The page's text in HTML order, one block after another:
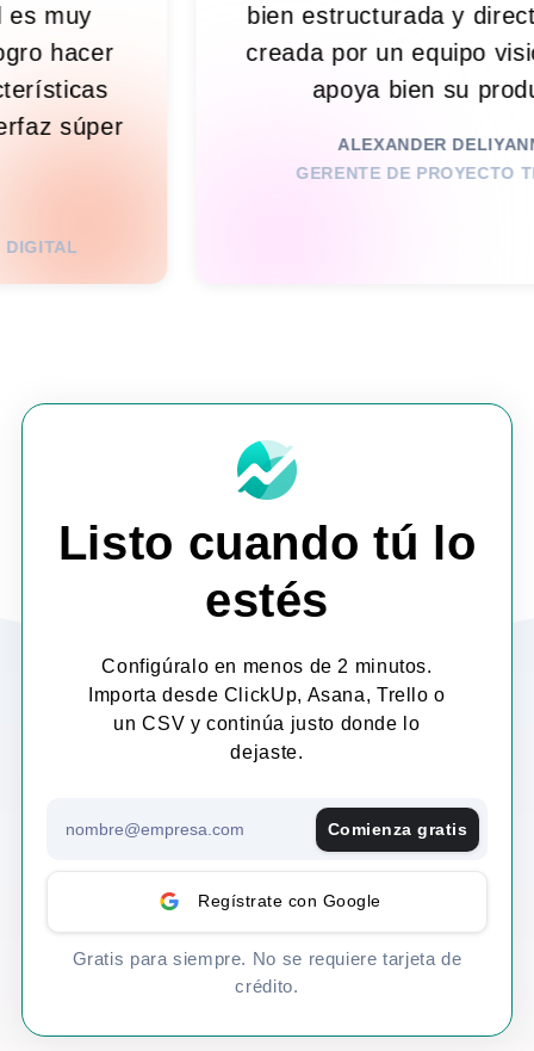
lo cual es muy
mí. No logro hacer
características
de interfaz súper
MARKETING DIGITAL
bien
creada por un
apoya
GERENTE
Listo cuando tú lo
estés
Configúralo en menos de 2 minutos.
Importa desde ClickUp, Asana, Trello o
un CSV y continúa justo donde lo
dejaste.
Comienza gratis
Regístrate con Google
Gratis para siempre. No se requiere tarjeta de
crédito.